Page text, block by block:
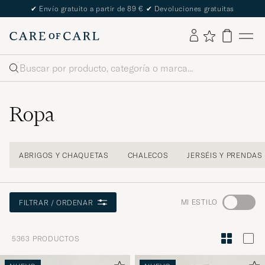
The Care of Carl Passport
Buscar
Ropa
ABRIGOS Y CHAQUETAS CHALECOS JERSÉIS Y
FILTRAR / ORDENAR MI ESTILO Ve
5363 PRODUCTOS